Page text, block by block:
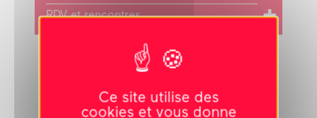
RDV et rencontres
Ce site utilise des
cookies et vous donne